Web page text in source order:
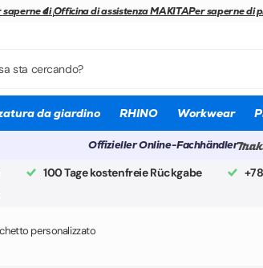
rapida
saperne di più
rapidaOfficina di assistenza MAKITAPer saperne di
Officina di assistenza MAKITA
da giardino RHINO Workwear
Offizieller Online-Fachhändler
100 Tage kostenfreie Rückgabe
personalizzato